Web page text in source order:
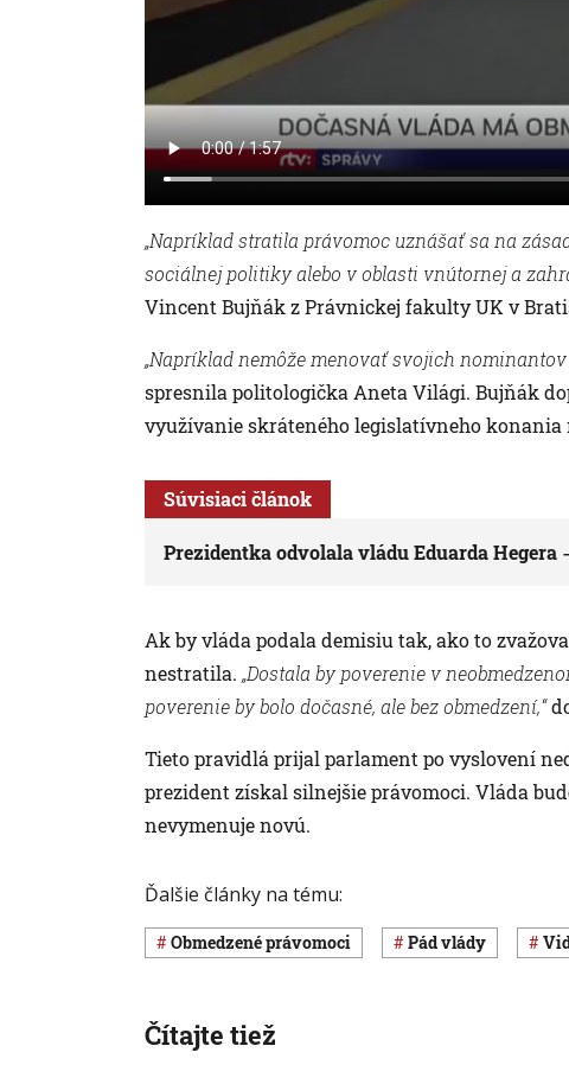
„Napríklad stratila právomoc uznášať sa na
sociálnej politiky alebo v oblasti vnútornej a
Vincent Bujňák z Právnickej fakulty UK v
„Napríklad nemôže menovať svojich
spresnila politologička Aneta Világi. Bujňák
využívanie skráteného legislatívneho konania
Súvisiaci článok
Prezidentka odvolala vládu Eduarda Hegera
Ak by vláda podala demisiu tak, ako to
nestratila. „Dostala by poverenie v
poverenie by bolo dočasné, ale bez obmedzení,“
Tieto pravidlá prijal parlament po vyslovení
prezident získal silnejšie právomoci. Vláda
nevymenuje novú.
Ďalšie články na tému:
obmedzené právomoci pád vlády
Čítajte tiež